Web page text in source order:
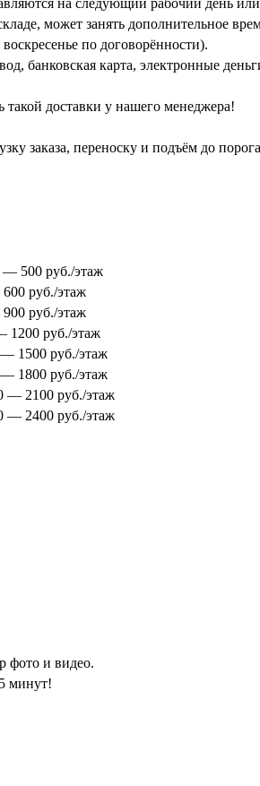
на следующий рабочий день
может занять дополнительное
по договорённости).
банковская карта, электронные
доставки у нашего менеджера!
заказа, переноску и подъём до
— 500 руб./этаж
руб./этаж
руб./этаж
1200 руб./этаж
1500 руб./этаж
1800 руб./этаж
— 2100 руб./этаж
— 2400 руб./этаж
фото и видео.
минут!